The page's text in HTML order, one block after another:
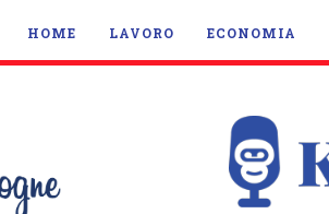
HOME LAVORO ECONOMIA